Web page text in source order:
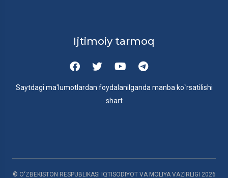
Ijtimoiy tarmoq
Saytdagi ma'lumotlardan foydalanilganda manba ko`rsatilishi
shart
© O‘ZBEKISTON RESPUBLIKASI IQTISODIYOT VA MOLIYA VAZIRLIGI 2026